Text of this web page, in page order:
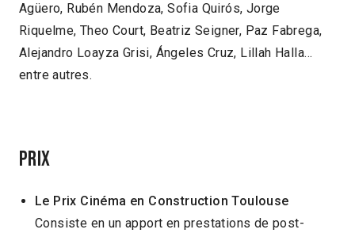
Agüero, Rubén Mendoza, Sofia Quirós, Jorge
Riquelme, Theo Court, Beatriz Seigner, Paz Fabrega,
Alejandro Loayza Grisi, Ángeles Cruz, Lillah Halla…
entre autres.
PRIX
Le Prix Cinéma en Construction Toulouse
Consiste en un apport en prestations de post-